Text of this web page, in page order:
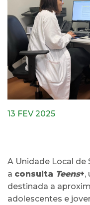
13 FEV 2025
A Unidade Local de
a consulta Teens+,
destinada a
adolescentes e